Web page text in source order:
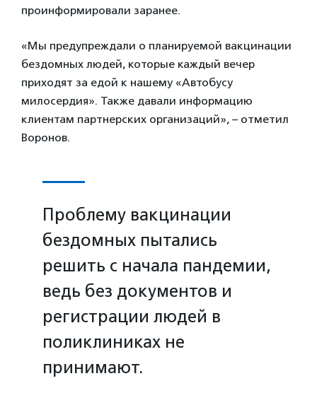
проинформировали заранее.
«Мы предупреждали о планируемой вакцинации
бездомных людей, которые каждый вечер
приходят за едой к нашему «Автобусу
милосердия». Также давали информацию
клиентам партнерских организаций», – отметил
Воронов.
Проблему вакцинации
бездомных пытались
решить с начала пандемии,
ведь без документов и
регистрации людей в
поликлиниках не
принимают.